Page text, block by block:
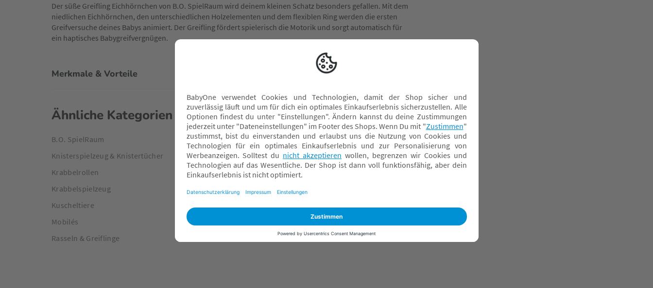
Der süße Greifling Eichhörnchen von B.O. SpielRaum wird deinem kleinen Schatz besonders gefallen. Mit dem
niedlichen Eichhörnchen, den unterschiedlichen Holzelementen und dem flexiblen Ring werden die ersten
Greifversuche deines Babys animiert. Der Greifling fördert spielerisch die Motorik und sorgt automatisch für
ein haptisches Babygreifvergnügen.
Merkmale & Vorteile
Ähnliche Kategorien
B.O. SpielRaum
Knisterspielzeug & Knistertücher
Krabbelrollen
Krabbelspielzeug
Kuscheltiere
Mobilés
Rasseln & Greiflinge
Schmusetücher
Spielbögen
Spieluhren
Spielwürfel